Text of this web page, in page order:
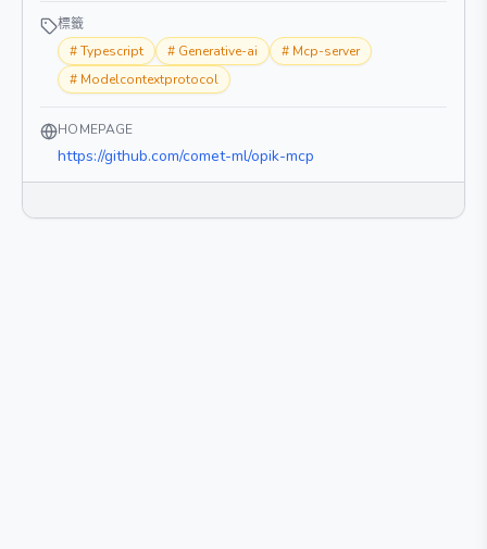
標籤
#Typescript # Generative-ai # Mcp-server
# Modelcontextprotocol
HOMEPAGE
https://github.com/comet-ml/opik-mcp